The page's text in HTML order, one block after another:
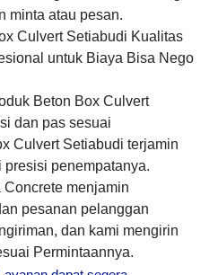
minta atau pesan.
Culvert Setiabudi Kualitas
untuk Biaya Bisa Nego
Beton Box Culvert
dan pas sesuai
Culvert Setiabudi terjamin
penempatanya.
Concrete menjamin
pesanan pelanggan
dan kami mengirin
Permintaannya.